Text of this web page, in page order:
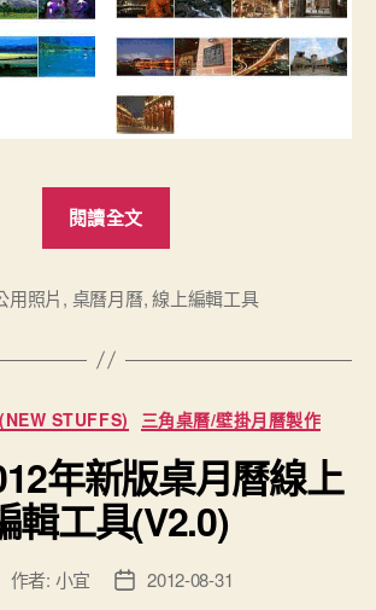
閱讀全文
線
編
工
具-
多
款
用
用照片, 桌曆月曆,線上編輯工具
分
類
STUFFS) 三角桌曆/壁掛月曆製作
年新版桌月曆線上
輯工具(V2.0)
作者: 小宜
文 2012-08-31